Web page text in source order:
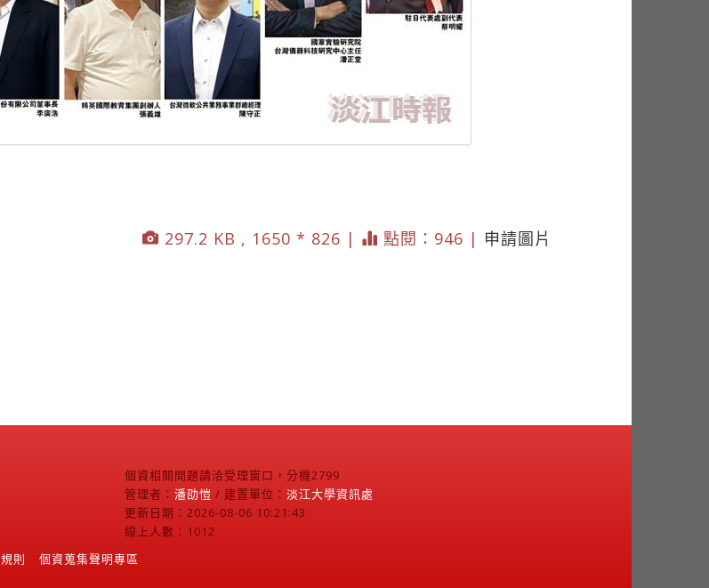
297.2 KB , 1650 * 826 |
點閱：946 | 申請圖片
個資相關問題請洽受理窗口，分機2799
管理者： 潘劭愷 / 建置單位： 淡江大學資訊處
更新日期：2026-08-06 10:21:43
線上人數：1012
則 個資蒐集聲明專區